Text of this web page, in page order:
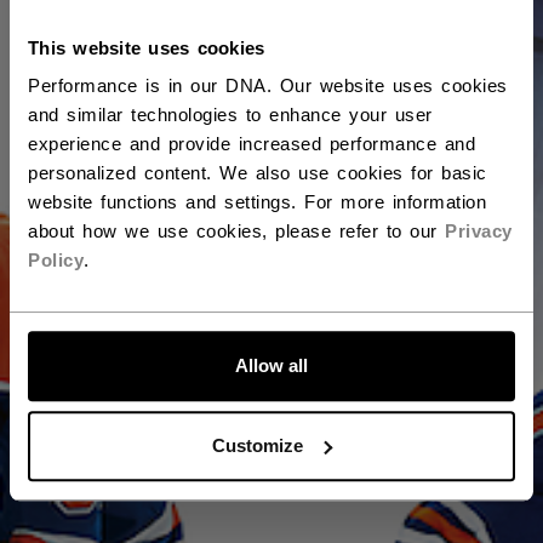
This website uses cookies
Performance is in our DNA. Our website uses cookies
and similar technologies to enhance your user
experience and provide increased performance and
personalized content. We also use cookies for basic
website functions and settings. For more information
about how we use cookies, please refer to our Privacy
Policy.
Allow all
Customize
ALLONS-Y !